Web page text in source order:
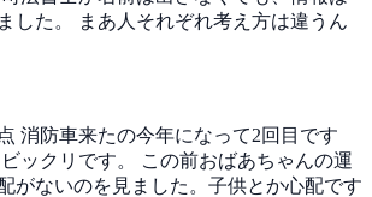
した。
まあ人それぞれ考え方は違うん
消防車来たの今年になって2回目です
ックリです。
この前おばあちゃんの運
がないのを見ました。子供とか心配です